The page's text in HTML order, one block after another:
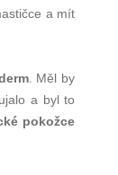
a mít
. Měl by
a byl to
pokožce